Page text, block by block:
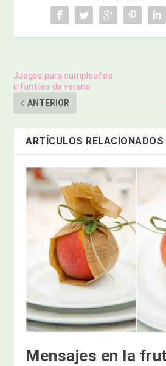
Juegos para cumpleaños
infantiles de verano
ANTERIOR
ARTÍCULOS RELACIONADOS
Mensajes en la